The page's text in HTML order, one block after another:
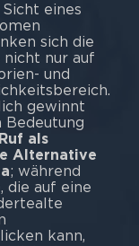
eines
sich die
nur auf
und
gewinnt
Bedeutung
als
Alternative
; während
die auf eine
kann,